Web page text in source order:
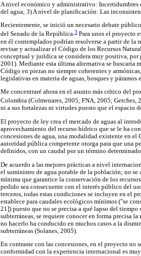
A nivel económico y administrativo: Incertidumbres
del agua; 3) A nivel de planificación: Las
Recientemente, se inició un necesario debate
del Senado de la República.3 Para unos el proyecto
en él contemplados podrían resolverse a partir de la
revisar y actualizar el Código de los Recursos
conceptual y jurídica se considera muy positiva, por
2001). Mediante esta última alternativa se buscaría
Código en piezas no siempre coherentes y
legislativas en materia de aguas, bosques y páramos
Me concentraré ahora en el asunto más crítico del
Colombia (Colmenares, 2005; FNA, 2005; Getches,
ni a sus fortalezas ni virtudes puesto que el espacio
El proyecto de ley crea el mercado de aguas al
aprovechamiento del recurso hídrico que se le ha
concesiones de agua, una modalidad existente en
autoridad pública competente otorga para que una
definidos, con un caudal por un término
De acuerdo a las mejores prácticas a nivel
el suministro de agua potable de la población; no se
mínima que garantice la conservación de los
pedido sea consecuente con el interés público del
terceros, todas estas condiciones se incluyen en el
establece para caudales ecológicos mínimos ("se
21]) puesto que no se precisa a qué lapso del tiempo
subterráneas, se requiere conocer en forma precisa
no hacerlo ha conducido en muchos casos a la
subterráneas (Solanes, 2005).
En contraste con las concesiones, en el proyecto no
conformidad con la experiencia internacional es